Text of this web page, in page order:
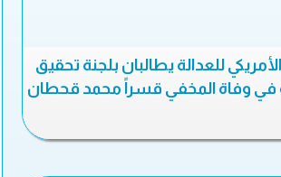
للعدالة يطالبان بلجنة تحقيق
في وفاة المخفي قسراً محمد قحطان